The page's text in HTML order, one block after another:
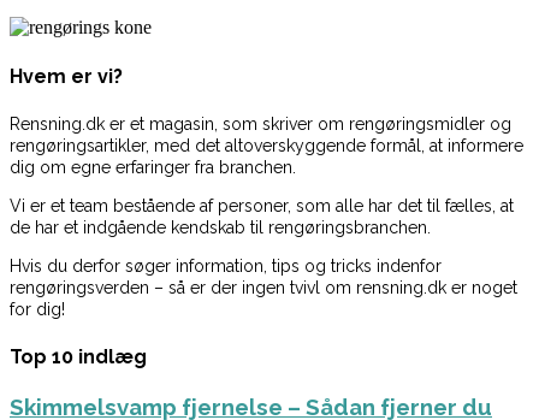
Hvem er vi?
Rensning.dk er et magasin, som skriver om rengøringsmidler og
rengøringsartikler, med det altoverskyggende formål, at informere
dig om egne erfaringer fra branchen.
Vi er et team bestående af personer, som alle har det til fælles, at
de har et indgående kendskab til rengøringsbranchen.
Hvis du derfor søger information, tips og tricks indenfor
rengøringsverden – så er der ingen tvivl om rensning.dk er noget
for dig!
Top 10 indlæg
Skimmelsvamp fjernelse – Sådan fjerner du